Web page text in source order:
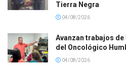
Tierra Negra
04/08/2026
Avanzan trabajos
del Oncológico
04/08/2026